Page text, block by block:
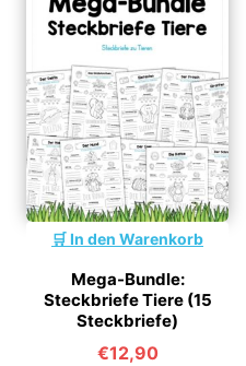
In den Warenkorb
Mega-Bundle:
Steckbriefe Tiere (15
Steckbriefe)
€12,90